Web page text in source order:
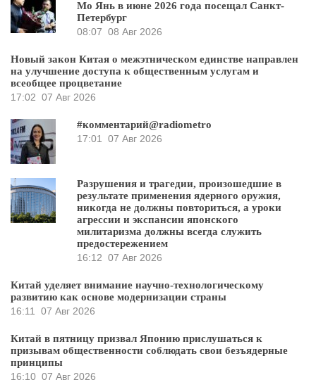
Мо Янь в июне 2026 года посещал Санкт-
Петербург
08:07 08 Авг 2026
Новый закон Китая о межэтническом единстве направлен
на улучшение доступа к общественным услугам и
всеобщее процветание
17:02 07 Авг 2026
#комментарий@radiometro
17:01
07 Авг 2026
Разрушения и трагедии, произошедшие в
результате применения ядерного оружия,
никогда не должны повториться, а уроки
агрессии и экспансии японского
милитаризма должны всегда служить
предостережением
16:12 07 Авг 2026
Китай уделяет внимание научно-технологическому
развитию как основе модернизации страны
16:11
07 Авг 2026
Китай в пятницу призвал Японию прислушаться к
призывам общественности соблюдать свои безъядерные
принципы
16:10 07 Авг 2026